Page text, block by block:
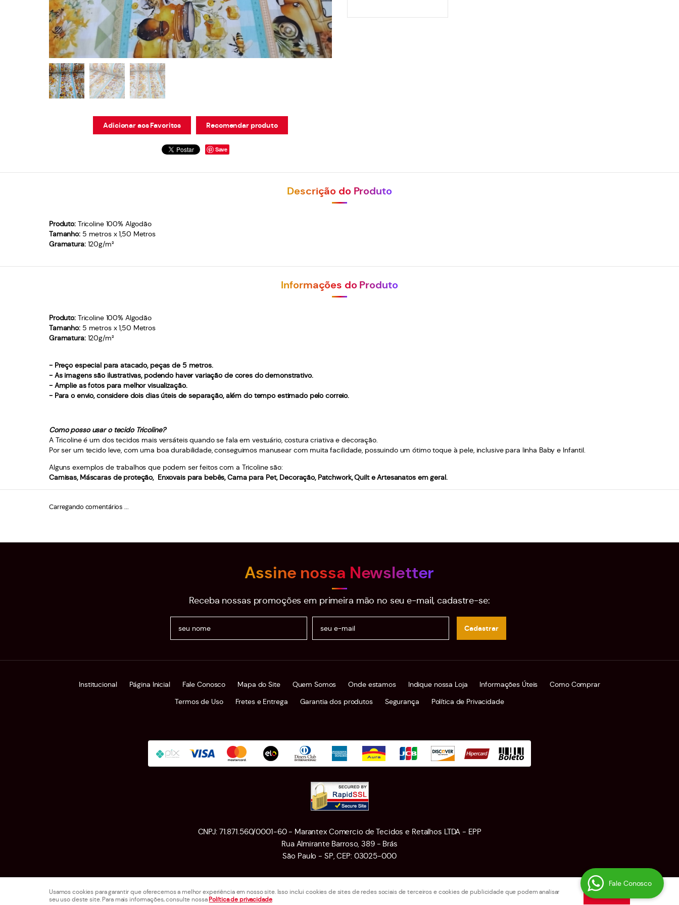
Adicionar aos Favoritos Recomendar produto
Save
Descrição do Produto
Produto:Tricoline 100% Algodão
Tamanho:5 metros x 1,50 Metros
Gramatura:120g/m²
Informações do Produto
Produto:Tricoline 100% Algodão
Tamanho:5 metros x 1,50 Metros
Gramatura:120g/m²
- Preço especial para atacado, peças de 5 metros.
- As imagens são ilustrativas, podendo haver variação de cores do demonstrativo.
- Amplie as fotos para melhor visualização.
- Para o envio, considere dois dias úteis de separação, além do tempo estimado pelo correio.
Como posso usar o tecido Tricoline?
A Tricoline é um dos tecidos mais versáteis quando se fala em vestuário, costura criativa e decoração.
Por ser um tecido leve, com uma boa durabilidade, conseguimos manusear com muita facilidade, possuindo um ótimo toque à pele, inclusive para linha Baby e Infantil.
Alguns exemplos de trabalhos que podem ser feitos com a Tricoline são:
Camisas, Máscaras de proteção, Enxovais para bebês, Cama para Pet, Decoração, Patchwork, Quilt e Artesanatos em geral.
Carregando comentários ...
Assine nossa Newsletter
Receba nossas promoções em primeira mão no seu e-mail, cadastre-se:
Cadastrar
Institucional Página Inicial Fale Conosco Mapa do Site Quem Somos Onde estamos Indique nossa Loja Informações Úteis
Como Comprar
Termos de Uso
Fretes e Entrega Garantia dos produtos Segurança Política de Privacidade
CNPJ: 71.871.560/0001-60 - Marantex Comercio de Tecidos e Retalhos LTDA - EPP
Rua Almirante Barroso, 389- Brás
São Paulo - SP,CEP: 03025-000
LOJA VIRTUAL CRIADA POR
Usamos cookies para garantir que oferecemos a melhor experiência em nosso site. Isso inclui cookies de sites de redes sociais de terceiros e cookies de publicidade que podem analisar
seu uso deste site. Para mais informações, consulte nossa Política de privacidade.
Fale Conosco